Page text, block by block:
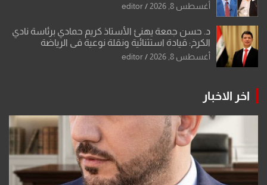
أغسطس 8, 2026 editor
د. حسن جمعة يهنئ الأستاذ كريم حمادي برئاسة نادي
الكرخ: قيادة استثنائية ونقلة نوعية في الرياضة
العراقية
أغسطس 8, 2026 editor
اخر الاخبار